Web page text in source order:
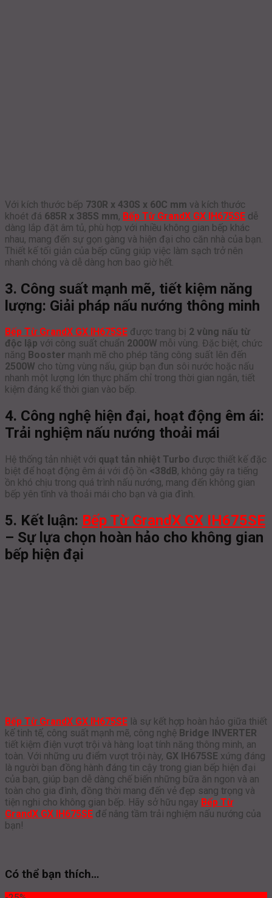
Với kích thước bếp 730R x 430S x 60C mm và kích thước
khoét đá 685R x 385S mm, Bếp Từ GrandX GX IH675SE dễ
dàng lắp đặt âm tủ, phù hợp với nhiều không gian bếp khác
nhau, mang đến sự gọn gàng và hiện đại cho căn nhà của bạn.
Thiết kế tối giản của bếp cũng giúp việc làm sạch trở nên
nhanh chóng và dễ dàng hơn bao giờ hết.
3. Công suất mạnh mẽ, tiết kiệm năng
lượng: Giải pháp nấu nướng thông minh
Bếp Từ GrandX GX IH675SE được trang bị 2 vùng nấu từ
độc lập với công suất chuẩn 2000W mỗi vùng. Đặc biệt, chức
năng Booster mạnh mẽ cho phép tăng công suất lên đến
2500W cho từng vùng nấu, giúp bạn đun sôi nước hoặc nấu
nhanh một lượng lớn thực phẩm chỉ trong thời gian ngắn, tiết
kiệm đáng kể thời gian vào bếp.
4. Công nghệ hiện đại, hoạt động êm ái:
Trải nghiệm nấu nướng thoải mái
Hệ thống tản nhiệt với quạt tản nhiệt Turbo được thiết kế đặc
biệt để hoạt động êm ái với độ ồn <38dB, không gây ra tiếng
ồn khó chịu trong quá trình nấu nướng, mang đến không gian
bếp yên tĩnh và thoải mái cho bạn và gia đình.
5. Kết luận: Bếp Từ GrandX GX IH675SE
– Sự lựa chọn hoàn hảo cho không gian
bếp hiện đại
Bếp Từ GrandX GX IH675SE là sự kết hợp hoàn hảo giữa thiết
kế tinh tế, công suất mạnh mẽ, công nghệ Bridge INVERTER
tiết kiệm điện vượt trội và hàng loạt tính năng thông minh, an
toàn. Với những ưu điểm vượt trội này, GX IH675SE xứng đáng
là người bạn đồng hành đáng tin cậy trong gian bếp hiện đại
của bạn, giúp bạn dễ dàng chế biến những bữa ăn ngon và an
toàn cho gia đình, đồng thời mang đến vẻ đẹp sang trọng và
tiện nghi cho không gian bếp. Hãy sở hữu ngay Bếp Từ
GrandX GX IH675SE để nâng tầm trải nghiệm nấu nướng của
bạn!
Có thể bạn thích…